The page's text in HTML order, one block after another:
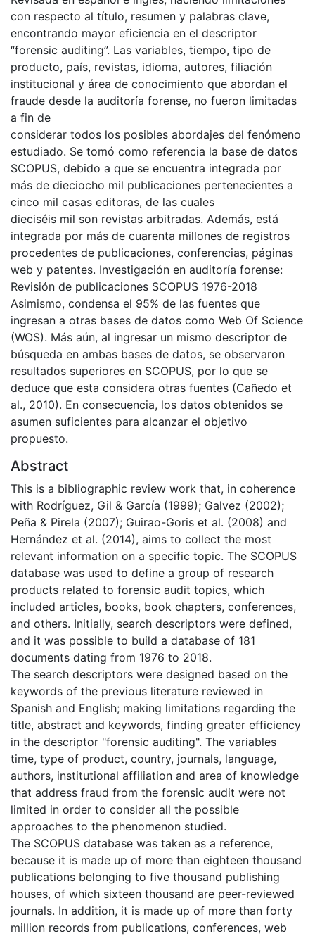
con respecto al título, resumen y palabras clave,
encontrando mayor eficiencia en el descriptor
“forensic auditing”. Las variables, tiempo, tipo de
producto, país, revistas, idioma, autores, filiación
institucional y área de conocimiento que abordan el
fraude desde la auditoría forense, no fueron limitadas
a fin de
considerar todos los posibles abordajes del fenómeno
estudiado. Se tomó como referencia la base de datos
SCOPUS, debido a que se encuentra integrada por
más de dieciocho mil publicaciones pertenecientes a
cinco mil casas editoras, de las cuales
dieciséis mil son revistas arbitradas. Además, está
integrada por más de cuarenta millones de registros
procedentes de publicaciones, conferencias, páginas
web y patentes. Investigación en auditoría forense:
Revisión de publicaciones SCOPUS 1976-2018
Asimismo, condensa el 95% de las fuentes que
ingresan a otras bases de datos como Web Of Science
(WOS). Más aún, al ingresar un mismo descriptor de
búsqueda en ambas bases de datos, se observaron
resultados superiores en SCOPUS, por lo que se
deduce que esta considera otras fuentes (Cañedo et
al., 2010). En consecuencia, los datos obtenidos se
asumen suficientes para alcanzar el objetivo
propuesto.
Abstract
This is a bibliographic review work that, in coherence
with Rodríguez, Gil & García (1999); Galvez (2002);
Peña & Pirela (2007); Guirao-Goris et al. (2008) and
Hernández et al. (2014), aims to collect the most
relevant information on a specific topic. The SCOPUS
database was used to define a group of research
products related to forensic audit topics, which
included articles, books, book chapters, conferences,
and others. Initially, search descriptors were defined,
and it was possible to build a database of 181
documents dating from 1976 to 2018.
The search descriptors were designed based on the
keywords of the previous literature reviewed in
Spanish and English; making limitations regarding the
title, abstract and keywords, finding greater efficiency
in the descriptor "forensic auditing". The variables
time, type of product, country, journals, language,
authors, institutional affiliation and area of knowledge
that address fraud from the forensic audit were not
limited in order to consider all the possible
approaches to the phenomenon studied.
The SCOPUS database was taken as a reference,
because it is made up of more than eighteen thousand
publications belonging to five thousand publishing
houses, of which sixteen thousand are peer-reviewed
journals. In addition, it is made up of more than forty
million records from publications, conferences, web